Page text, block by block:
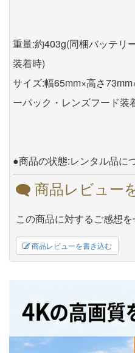
重量:約403g(同梱バッテリ
装着時)
サイズ:幅65mm×高さ
ーパック・レンズフード装
●商品の状態:レンタル品に
商品レビュー
この商品に対するご感想を
商品レビューを書き込む